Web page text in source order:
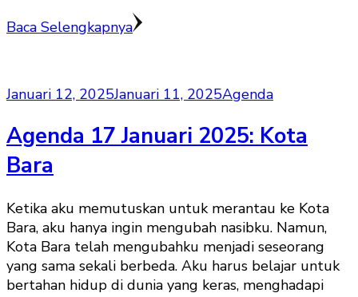
Baca Selengkapnya
Januari 12, 2025Januari 11, 2025Agenda
Agenda 17 Januari 2025: Kota
Bara
Ketika aku memutuskan untuk merantau ke Kota
Bara, aku hanya ingin mengubah nasibku. Namun,
Kota Bara telah mengubahku menjadi seseorang
yang sama sekali berbeda. Aku harus belajar untuk
bertahan hidup di dunia yang keras, menghadapi